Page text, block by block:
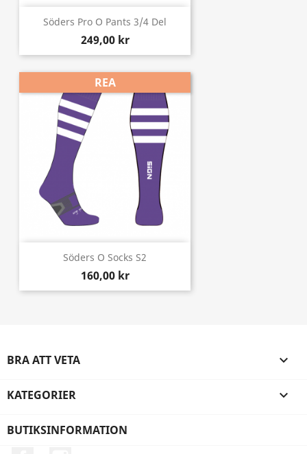
Söders Pro O Pants 3/4 Del
249,00 kr
Söders O Socks S2
160,00 kr
REA
BRA ATT VETA 
KATEGORIER 
BUTIKSINFORMATION